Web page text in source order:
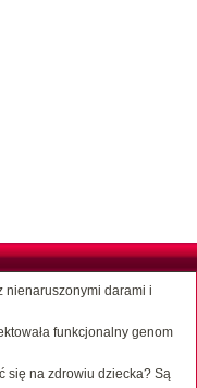
nienaruszonymi darami i
funkcjonalny genom
się na zdrowiu dziecka? Są